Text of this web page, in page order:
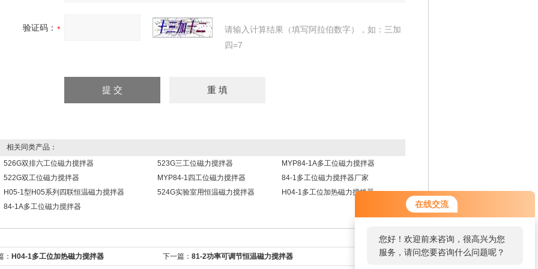
在线交流
您好！欢迎前来咨询，很高兴为您
服务，请问您要咨询什么问题呢？
验证码：
请输入计算结果（填写阿拉伯数字），如：三加
四=7
相关同类产品：
526G双排六工位磁力搅拌器
523G三工位磁力搅拌器
MYP84-1A多工位磁力搅拌器
522G双工位磁力搅拌器
MYP84-1四工位磁力搅拌器
84-1多工位磁力搅拌器厂家
H05-1型H05系列四联恒温磁力搅拌器
524G实验室用恒温磁力搅拌器
H04-1多工位加热磁力搅拌器
84-1A多工位磁力搅拌器
： H04-1多工位加热磁力搅拌器 下一篇： 81-2功率可调节恒温磁力搅拌器 返回列表>>